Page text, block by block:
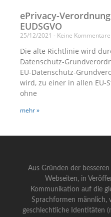
ePrivacy-
EUDSGVO
25/12/2021 Keine Kommentare
Die alte Richtlinie wird
Datenschutz-
EU-Datenschutz-
wird, zu einer in allen EU-
ohne
mehr »
Aus Gründen der
Webseiten, in
Kommunikation auf die
Sprachformen männlich,
geschlechtliche Identitäten